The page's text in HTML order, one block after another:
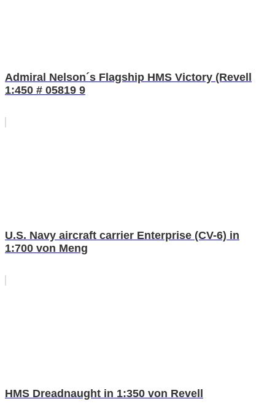
Admiral Nelson´s Flagship HMS Victory (Revell
1:450 # 05819 9
U.S. Navy aircraft carrier Enterprise (CV-6) in
1:700 von Meng
HMS Dreadnaught in 1:350 von Revell